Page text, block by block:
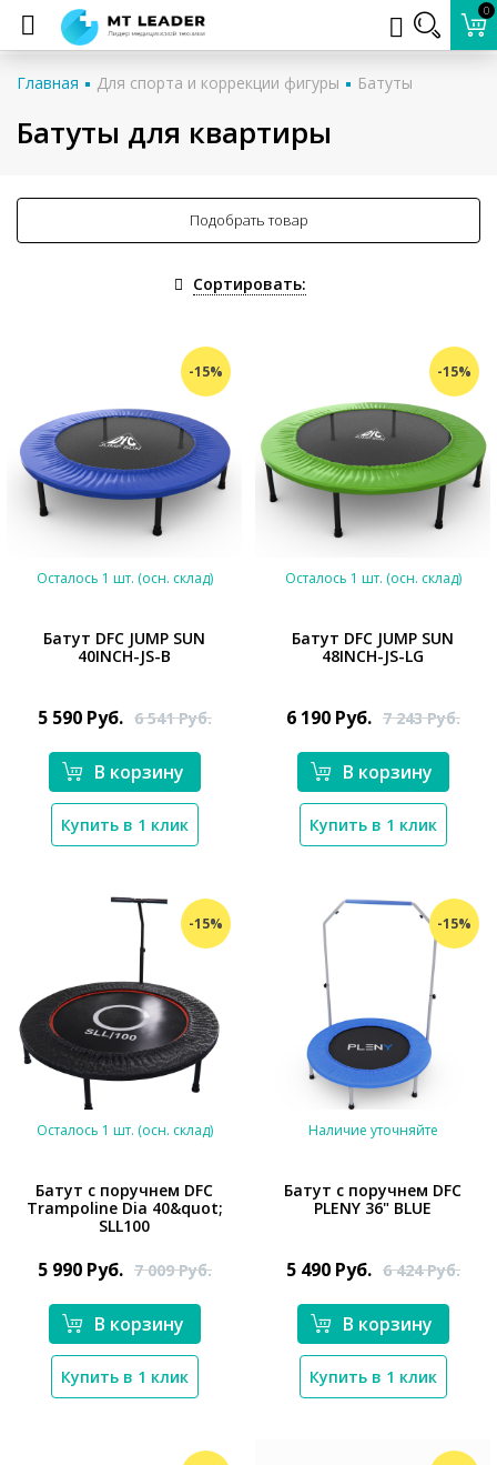
0
Главная Для спорта и коррекции фигуры Батуты
Батуты для квартиры
Подобрать товар
Сортировать:
-15%
Осталось 1 шт. (осн. склад)
Батут DFC JUMP SUN
40INCH-JS-B
5 590 Руб. 6 541Руб.
В корзину
Купить в 1 клик
-15%
Осталось 1 шт. (осн. склад)
Батут DFC JUMP SUN
48INCH-JS-LG
6 190 Руб. 7 243Руб.
В корзину
Купить в 1 клик
-15%
*}
Осталось 1 шт. (осн. склад)
Батут с поручнем DFC
Trampoline Dia 40&quot;
SLL100
5 990 Руб. 7 009Руб.
В корзину
Купить в 1 клик
-15%
Наличие уточняйте
Батут с поручнем DFC
PLENY 36" BLUE
5 490 Руб. 6 424Руб.
В корзину
Купить в 1 клик